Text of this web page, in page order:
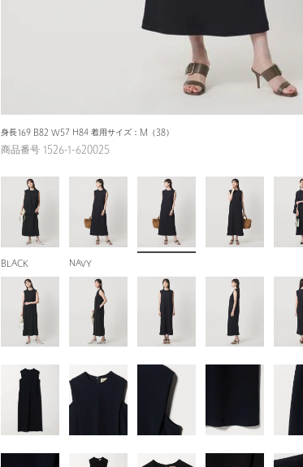
身長169 B82 W57 H84 着用サイズ：M（38）
商品番号 1526-1-620025
BLACK NAVY